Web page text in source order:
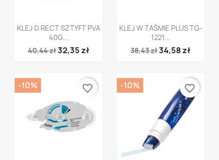
Szybki podgląd
KLEJ D.RECT SZTYFT PVA
40G...
40,44 zł32,35 zł
Szybki podgląd
KLEJ W TAŚMIE PLUS TG-
1221...
38,43 zł34,58 zł
-10% favorite_border -10% favorite_border